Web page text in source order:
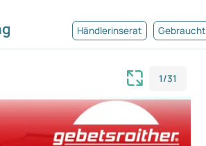
Händlerinserat Gebraucht
1/31